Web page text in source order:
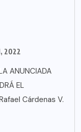
2022
ANUNCIADA
EL
Cárdenas V.